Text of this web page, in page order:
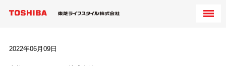
2022年06月09日